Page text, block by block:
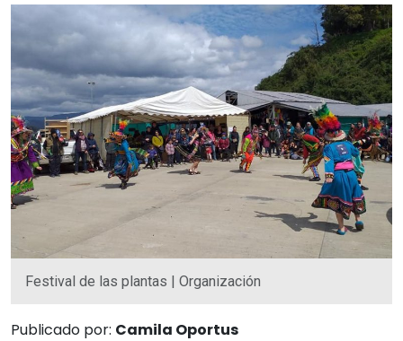
Festival de las plantas | Organización
Publicado por: Camila Oportus